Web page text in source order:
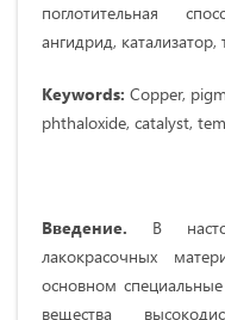
поглотительная
ангидрид, катализатор,
Keywords:Copper,
phthaloxide, catalyst,
Введение. В
лакокрасочных
основном
веще­ства